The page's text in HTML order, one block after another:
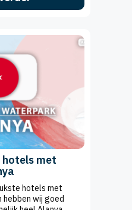
hotels met
hotels met
hebben wij goed